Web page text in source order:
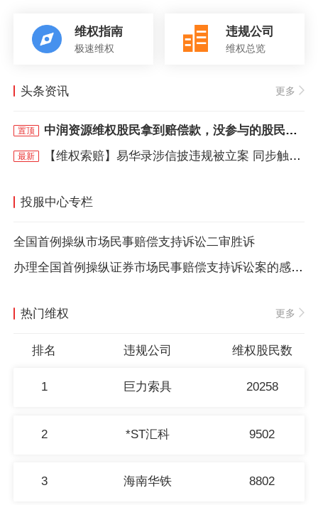
维权指南
极速维权
违规公司
维权总览
头条资讯 更多
置顶 中润资源维权股民拿到赔偿款，没参与的股民仍可报名
最新 【维权索赔】易华录涉信披违规被立案 同步触发退市风险警示 维权预征集开始
投服中心专栏
全国首例操纵市场民事赔偿支持诉讼二审胜诉
办理全国首例操纵证券市场民事赔偿支持诉讼案的感悟与思考
热门维权 更多
排名 违规公司 维权股民数
1 巨力索具 20258
2 *ST汇科 9502
3 海南华铁 8802